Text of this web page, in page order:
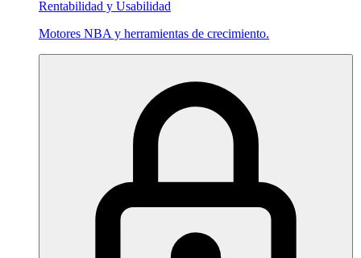
Rentabilidad y Usabilidad
Motores NBA y herramientas de crecimiento.